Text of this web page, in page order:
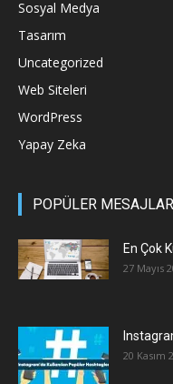
Sosyal Medya
Tasarım
Uncategorized
Web Siteleri
WordPress
Yapay Zeka
POPÜLER MESAJLAR
En Çok
27 Mayıs
20 Kasım